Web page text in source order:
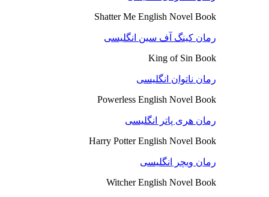
Shatter Me English Novel Book
رمان کینگ آف سین انگلیسی
King of Sin Book
رمان ناتوان انگلیسی
Powerless English Novel Book
رمان هری پاتر انگلیسی
Harry Potter English Novel Book
رمان ویچر انگلیسی
Witcher English Novel Book